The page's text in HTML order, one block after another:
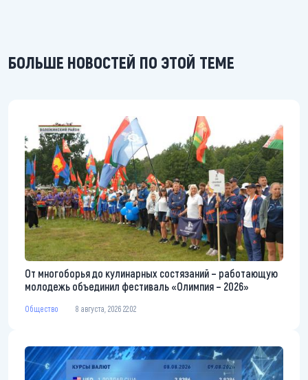
БОЛЬШЕ НОВОСТЕЙ ПО ЭТОЙ ТЕМЕ
От многоборья до кулинарных состязаний – работающую
молодежь объединил фестиваль «Олимпия – 2026»
Общество 8 августа, 2026 22:02